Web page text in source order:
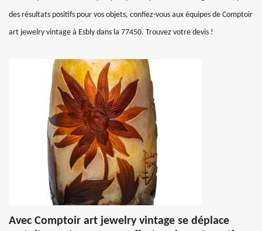
des résultats positifs pour vos objets, confiez-vous aux équipes de Comptoir
art jewelry vintage à Esbly dans la 77450. Trouvez votre devis !
Avec Comptoir art jewelry vintage se déplace